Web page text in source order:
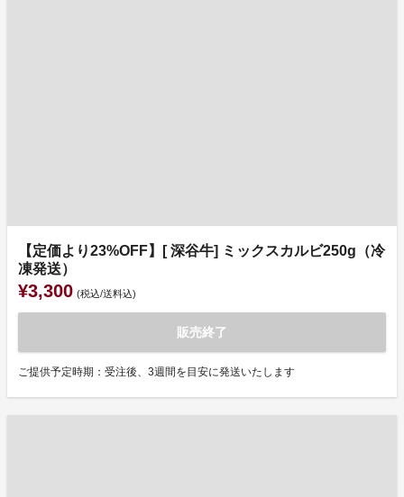
【定価より23%OFF】[ 深谷牛] ミックスカルビ250g（冷
凍発送）
¥3,300 (税込/送料込)
販売終了
ご提供予定時期：受注後、3週間を目安に発送いたします